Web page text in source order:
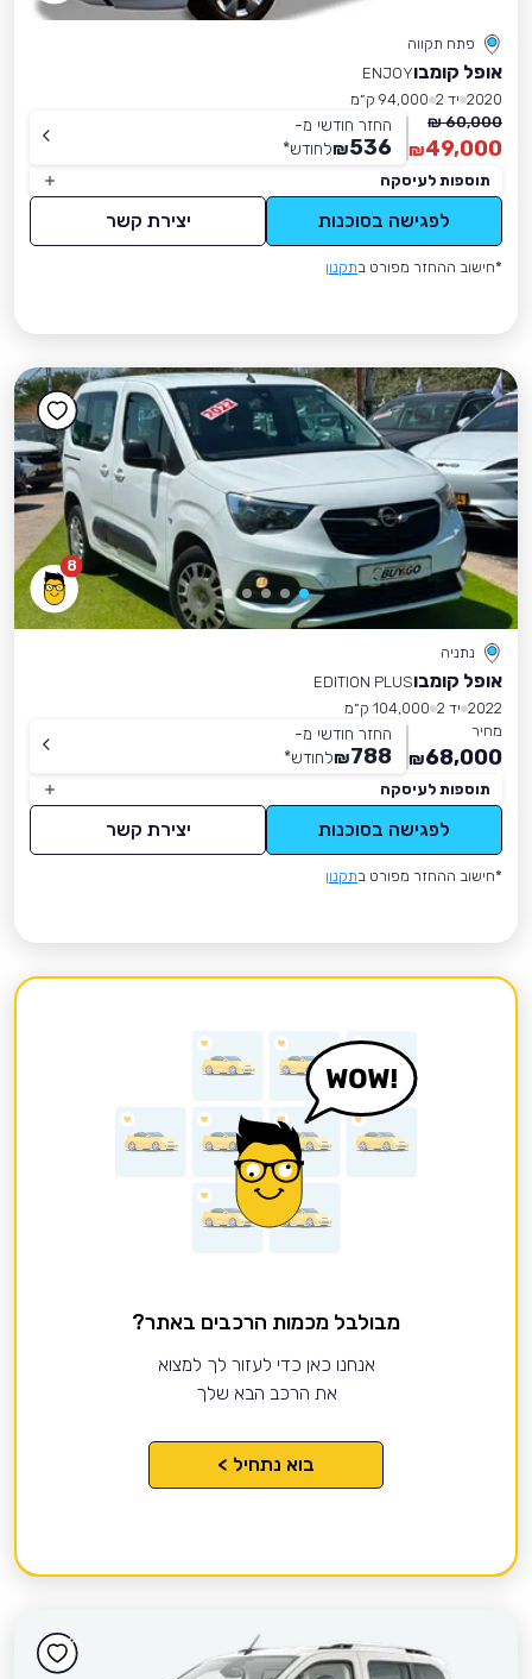
פתח תקווה
אופל קומבוENJOY
2020 יד 2
94,000 ק״מ
60,000 ₪
49,000
₪
החזר חודשי מ-
536
₪לחודש*
תוספות לעיסקה
לפגישה בסוכנות יצירת קשר
*חישוב ההחזר מפורט בתקנון
8
נתניה
אופל קומבוEDITION PLUS
2022 יד 2
104,000 ק״מ
מחיר
68,000
₪
החזר חודשי מ-
788
₪לחודש*
תוספות לעיסקה
לפגישה בסוכנות יצירת קשר
*חישוב ההחזר מפורט בתקנון
מבולבל מכמות הרכבים באתר?
אנחנו כאן כדי לעזור לך למצוא
את הרכב הבא שלך
בוא נתחיל >